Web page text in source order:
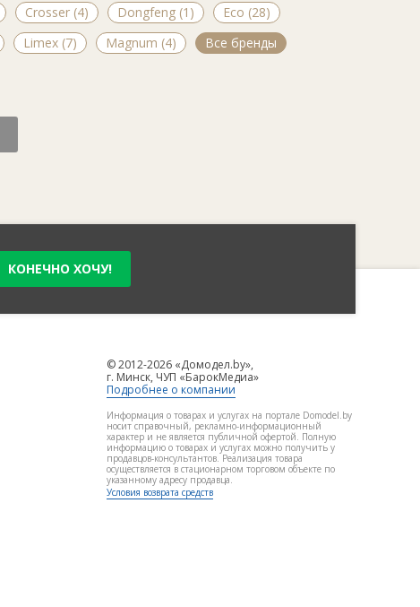
Crosser (4) Dongfeng (1)
Eco (28)
Limex (7) Magnum (4) Все бренды
КОНЕЧНО ХОЧУ!
© 2012-2026 «Домодел.by»,
г. Минск, ЧУП «БарокМедиа»
Подробнее о компании
Информация о товарах и услугах на портале Domodel.by
носит справочный, рекламно-информационный
характер и не является публичной офертой. Полную
информацию о товарах и услугах можно получить у
продавцов-консультантов. Реализация товара
осуществляется в стационарном торговом объекте по
указанному адресу продавца.
Условия возврата средств